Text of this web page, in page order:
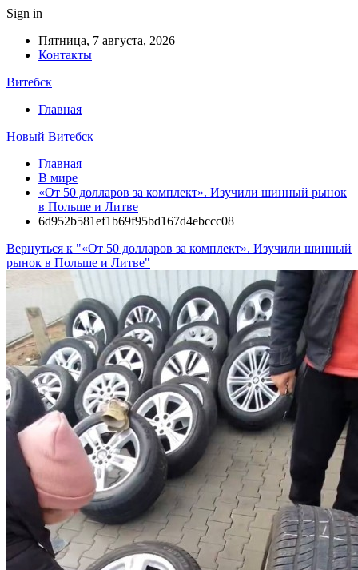
Sign in
Пятница, 7 августа, 2026
Контакты
Витебск
Главная
Новый Витебск
Главная
В мире
«От 50 долларов за комплект». Изучили шинный рынок
в Польше и Литве
6d952b581ef1b69f95bd167d4ebccc08
Вернуться к "«От 50 долларов за комплект». Изучили шинный
рынок в Польше и Литве"